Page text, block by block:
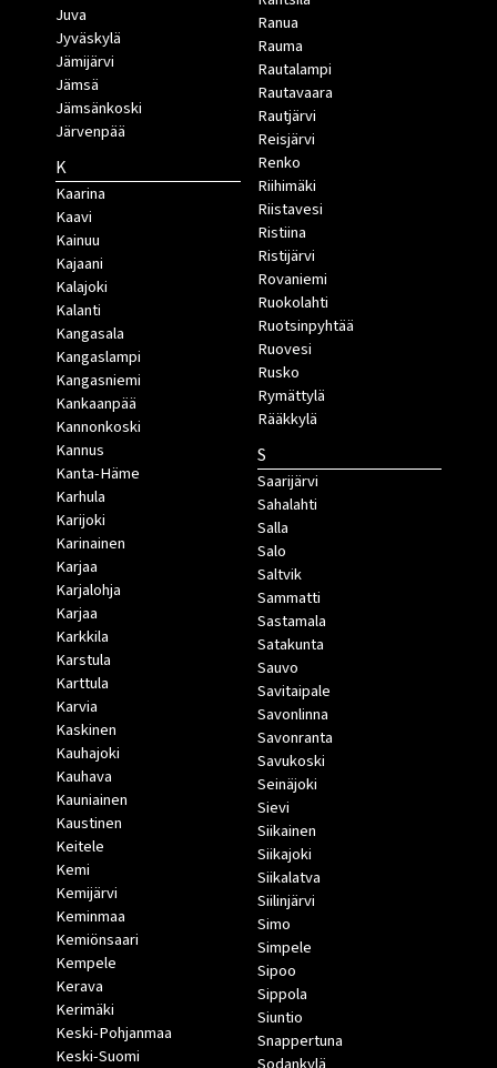
Juva
Jyväskylä
Jämijärvi
Jämsä
Jämsänkoski
Järvenpää
K
Kaarina
Kaavi
Kainuu
Kajaani
Kalajoki
Kalanti
Kangasala
Kangaslampi
Kangasniemi
Kankaanpää
Kannonkoski
Kannus
Kanta-Häme
Karhula
Karijoki
Karinainen
Karjaa
Karjalohja
Karjaa
Karkkila
Karstula
Karttula
Karvia
Kaskinen
Kauhajoki
Kauhava
Kauniainen
Kaustinen
Keitele
Kemi
Kemijärvi
Keminmaa
Kemiönsaari
Kempele
Kerava
Kerimäki
Keski-Pohjanmaa
Keski-Suomi
Ranua
Rauma
Rautalampi
Rautavaara
Rautjärvi
Reisjärvi
Renko
Riihimäki
Riistavesi
Ristiina
Ristijärvi
Rovaniemi
Ruokolahti
Ruotsinpyhtää
Ruovesi
Rusko
Rymättylä
Rääkkylä
S
Saarijärvi
Sahalahti
Salla
Salo
Saltvik
Sammatti
Sastamala
Satakunta
Sauvo
Savitaipale
Savonlinna
Savonranta
Savukoski
Seinäjoki
Sievi
Siikainen
Siikajoki
Siikalatva
Siilinjärvi
Simo
Simpele
Sipoo
Sippola
Siuntio
Snappertuna